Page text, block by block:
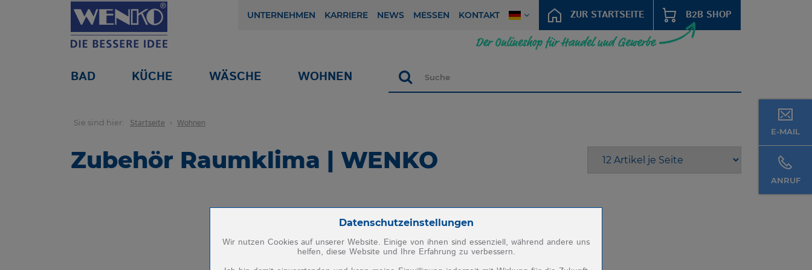
E-MAIL
ANRUF
UNTERNEHMEN KARRIERE NEWS MESSEN KONTAKT ZUR STARTSEITE B2B SHOP
BAD KÜCHE WÄSCHE WOHNEN Suche
Sie sind hier: Startseite Wohnen
Zubehör Raumklima | WENKO
Zum Betrieb der Seite notwendige Cookies:
Datenschutzeinstellungen
Wir nutzen Cookies auf unserer Website. Einige von ihnen sind essenziell, während andere uns
helfen, diese Website und Ihre Erfahrung zu verbessern.